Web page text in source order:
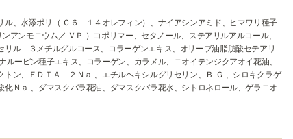
、水添ポリ（ Ｃ６－１４オレフィン）、ナイアシンアミド、ヒマワリ種子
アンモニウム／ ＶＰ ）コポリマー、セタノール、ステアリルアルコール、
ル－３メチルグルコース、コラーゲンエキス、オリーブ油脂肪酸セテアリ
ーピン種子エキス、コラーゲン、カラメル、ニオイテンジクアオイ花油、
ン、ＥＤＴＡ－２Ｎａ 、エチルヘキシルグリセリン、Ｂ Ｇ 、シロキクラゲ
Ｎａ 、ダマスクバラ花油、ダマスクバラ花水、シトロネロール、ゲラニオ